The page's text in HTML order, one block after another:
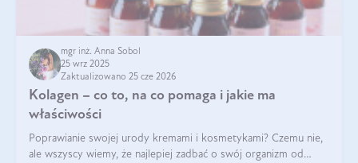
mgr inż. Anna Sobol
25 wrz 2025
Zaktualizowano 25 cze 2026
Kolagen – co to, na co pomaga i jakie ma
właściwości
Poprawianie swojej urody kremami i kosmetykami? Czemu nie,
ale wszyscy wiemy, że najlepiej zadbać o swój organizm od